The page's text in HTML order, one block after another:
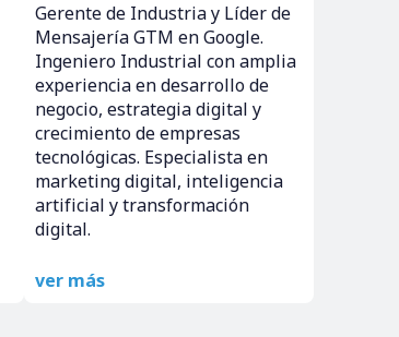
Gerente de Industria y Líder de
Mensajería GTM en Google.
Ingeniero Industrial con amplia
experiencia en desarrollo de
negocio, estrategia digital y
crecimiento de empresas
tecnológicas. Especialista en
marketing digital, inteligencia
artificial y transformación
digital.
ver más